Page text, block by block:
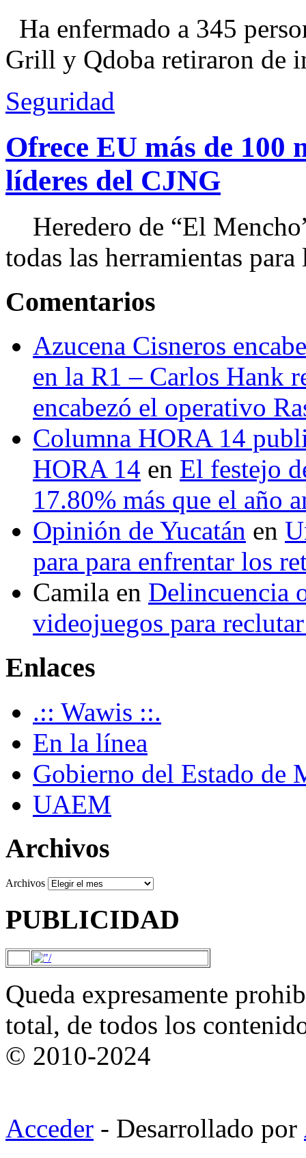
Ha enfermado a 345
Grill y Qdoba retiraron de
Seguridad
Ofrece EU más de 100
líderes del CJNG
Heredero de “El
todas las herramientas
Comentarios
Azucena Cisneros
en la R1 – Carlos Hank
encabezó el operativo
Columna HORA 14
HORA 14 en El festejo
17.80% más que el año
Opinión de Yucatán en
para para enfrentar los
Camila en Delincuencia
videojuegos para
Enlaces
.:: Wawis ::.
En la línea
Gobierno del Estado de
UAEM
Archivos
Archivos
PUBLICIDAD
Queda expresamente
total, de todos los
© 2010-2024
Acceder - Desarrollado por